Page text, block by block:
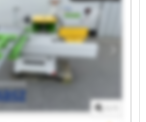
Grebe GmbH Omnibusverkehr
Grebe GmbH
Grebe GmbH Omnibusverkehr
Grebe GmbH
Grebe GmbH Omnibusverkehr
Grebe GmbH
Grebe GmbH Omnibusverkehr